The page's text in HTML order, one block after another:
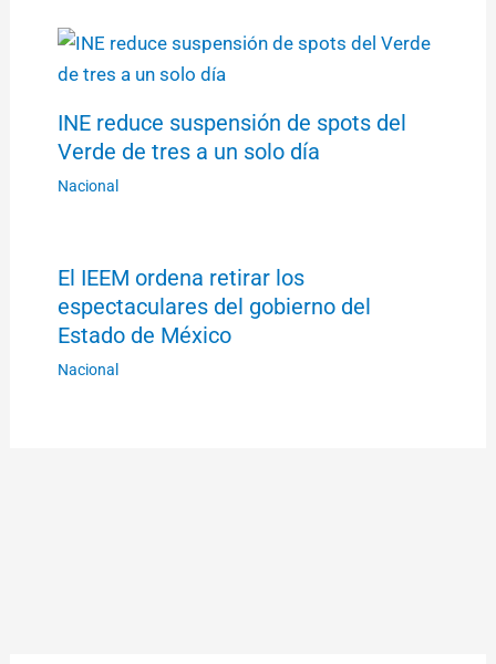
INE reduce suspensión de spots del
Verde de tres a un solo día
Nacional
El IEEM ordena retirar los
espectaculares del gobierno del
Estado de México
Nacional